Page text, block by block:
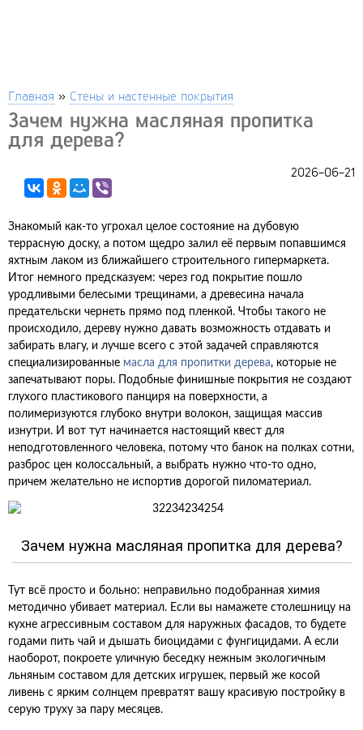
Главная » Стены и настенные покрытия
Зачем нужна масляная пропитка
для дерева?
2026-06-21
Знакомый как-то угрохал целое состояние на дубовую
террасную доску, а потом щедро залил её первым попавшимся
яхтным лаком из ближайшего строительного гипермаркета.
Итог немного предсказуем: через год покрытие пошло
уродливыми белесыми трещинами, а древесина начала
предательски чернеть прямо под пленкой. Чтобы такого не
происходило, дереву нужно давать возможность отдавать и
забирать влагу, и лучше всего с этой задачей справляются
специализированные масла для пропитки дерева, которые не
запечатывают поры. Подобные финишные покрытия не создают
глухого пластикового панциря на поверхности, а
полимеризуются глубоко внутри волокон, защищая массив
изнутри. И вот тут начинается настоящий квест для
неподготовленного человека, потому что банок на полках сотни,
разброс цен колоссальный, а выбрать нужно что-то одно,
причем желательно не испортив дорогой пиломатериал.
Зачем нужна масляная пропитка для дерева?
Тут всё просто и больно: неправильно подобранная химия
методично убивает материал. Если вы намажете столешницу на
кухне агрессивным составом для наружных фасадов, то будете
годами пить чай и дышать биоцидами с фунгицидами. А если
наоборот, покроете уличную беседку нежным экологичным
льняным составом для детских игрушек, первый же косой
ливень с ярким солнцем превратят вашу красивую постройку в
серую труху за пару месяцев.